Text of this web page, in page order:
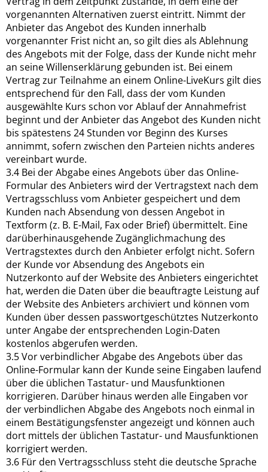
vorgenannten Alternativen zuerst eintritt. Nimmt der
Anbieter das Angebot des Kunden innerhalb
vorgenannter Frist nicht an, so gilt dies als Ablehnung
des Angebots mit der Folge, dass der Kunde nicht mehr
an seine Willenserklärung gebunden ist. Bei einem
Vertrag zur Teilnahme an einem Online-LiveKurs gilt dies
entsprechend für den Fall, dass der vom Kunden
ausgewählte Kurs schon vor Ablauf der Annahmefrist
beginnt und der Anbieter das Angebot des Kunden nicht
bis spätestens 24 Stunden vor Beginn des Kurses
annimmt, sofern zwischen den Parteien nichts anderes
vereinbart wurde.
3.4 Bei der Abgabe eines Angebots über das Online-
Formular des Anbieters wird der Vertragstext nach dem
Vertragsschluss vom Anbieter gespeichert und dem
Kunden nach Absendung von dessen Angebot in
Textform (z. B. E-Mail, Fax oder Brief) übermittelt. Eine
darüberhinausgehende Zugänglichmachung des
Vertragstextes durch den Anbieter erfolgt nicht. Sofern
der Kunde vor Absendung des Angebots ein
Nutzerkonto auf der Website des Anbieters eingerichtet
hat, werden die Daten über die beauftragte Leistung auf
der Website des Anbieters archiviert und können vom
Kunden über dessen passwortgeschütztes Nutzerkonto
unter Angabe der entsprechenden Login-Daten
kostenlos abgerufen werden.
3.5 Vor verbindlicher Abgabe des Angebots über das
Online-Formular kann der Kunde seine Eingaben laufend
über die üblichen Tastatur- und Mausfunktionen
korrigieren. Darüber hinaus werden alle Eingaben vor
der verbindlichen Abgabe des Angebots noch einmal in
einem Bestätigungsfenster angezeigt und können auch
dort mittels der üblichen Tastatur- und Mausfunktionen
korrigiert werden.
3.6 Für den Vertragsschluss steht die deutsche Sprache